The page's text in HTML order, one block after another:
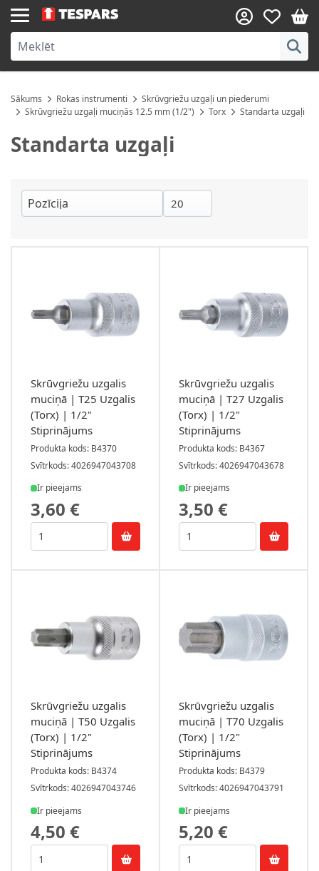
Skip to Content
Sākums Rokas instrumenti
Skrūvgriežu uzgaļi un piederumi
Skrūvgriežu uzgaļi muciņās 12.5 mm (1/2")
Torx Standarta uzgaļi
Standarta uzgaļi
Skrūvgriežu uzgalis
muciņā | T25 Uzgalis
(Torx) | 1/2"
Stiprinājums
Produkta kods: B4370
Svītrkods: 4026947043708
Ir pieejams
3,60 €
Skrūvgriežu uzgalis
muciņā | T27 Uzgalis
(Torx) | 1/2"
Stiprinājums
Produkta kods: B4367
Svītrkods: 4026947043678
Ir pieejams
3,50 €
Skrūvgriežu uzgalis
muciņā | T50 Uzgalis
(Torx) | 1/2"
Stiprinājums
Produkta kods: B4374
Svītrkods: 4026947043746
Ir pieejams
4,50 €
Skrūvgriežu uzgalis
muciņā | T70 Uzgalis
(Torx) | 1/2"
Stiprinājums
Produkta kods: B4379
Svītrkods: 4026947043791
Ir pieejams
5,20 €